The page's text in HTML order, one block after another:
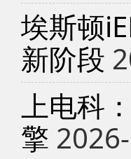
埃斯顿
新阶段
上电科
擎